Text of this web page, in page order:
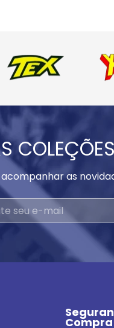
as
Compra